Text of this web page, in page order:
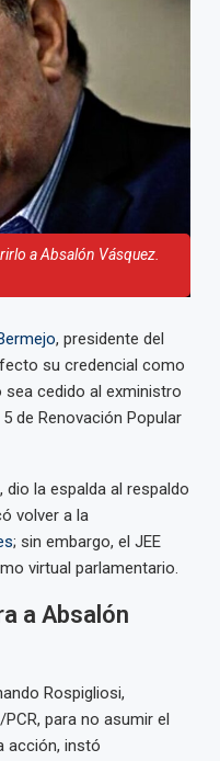
a Absalón Vásquez.
, presidente del
su credencial como
sea cedido al exministro
de Renovación Popular
la espalda al respaldo
volver a la
; sin embargo, el JEE
virtual parlamentario.
a Absalón
Rospigliosi,
para no asumir el
acción, instó